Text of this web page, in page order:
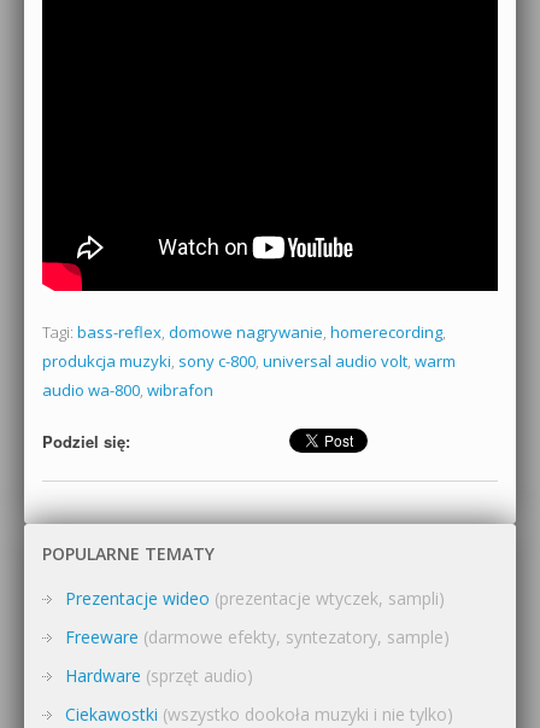
Tagi: bass-reflex, domowe nagrywanie, homerecording,
produkcja muzyki, sony c-800, universal audio volt, warm
audio wa-800, wibrafon
Podziel się:
POPULARNE TEMATY
Prezentacje wideo (prezentacje wtyczek, sampli)
Freeware (darmowe efekty, syntezatory, sample)
Hardware (sprzęt audio)
Ciekawostki (wszystko dookoła muzyki i nie tylko)